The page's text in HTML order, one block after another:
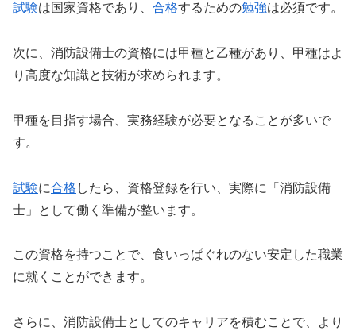
試験は国家資格であり、 合格するための勉強は必須です。
次に、消防設備士の資格には甲種と乙種があり、甲種はよ
り高度な知識と技術が求められます。
甲種を目指す場合、実務経験が必要となることが多いで
す。
試験に合格 したら、資格登録を行い、実際に「消防設備
士」として働く準備が整います。
この資格を持つことで、食いっぱぐれのない安定した職業
に就くことができます。
さらに、消防設備士としてのキャリアを積むことで、より